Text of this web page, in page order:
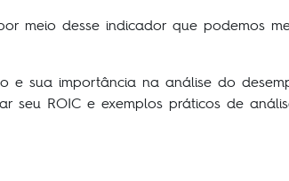
meio desse indicador que podemos
e sua importância na análise do
seu ROIC e exemplos práticos de